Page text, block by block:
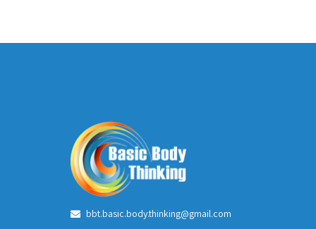
bbt.basic.body.thinking@gmail.com